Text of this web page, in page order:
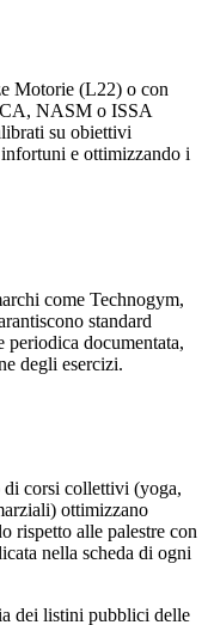
Motorie (L22) o con
NASM o ISSA
su obiettivi
e ottimizzando i
come Technogym,
standard
periodica documentata,
degli esercizi.
corsi collettivi (yoga,
ottimizzano
rispetto alle palestre con
nella scheda di ogni
dei listini pubblici delle